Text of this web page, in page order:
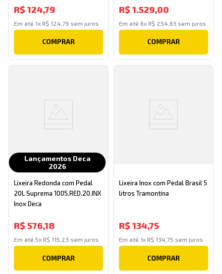
R$ 124,79
Em até 1xR$ 124 ,79 sem juros
COMPRAR
R$ 1.529,00
Em até 6x R$ 254 83 sem juros
COMPRAR
Lançamentos Deca
2026
Lixeira Redonda com Pedal
20L Suprema 1005.RED.20.INX
Inox Deca
R$ 576,18
Em até5xR$ 115 23 sem juros
COMPRAR
Lixeira Inox com Pedal Brasil 5
litros Tramontina
R$ 134,75
Em até 1x R$ 134 75 sem juros
COMPRAR